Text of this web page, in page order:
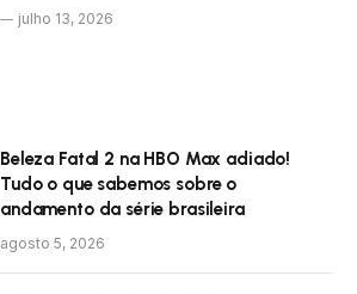
julho 13, 2026
Beleza Fatal 2 na HBO Max adiado!
Tudo o que sabemos sobre o
andamento da série brasileira
agosto 5, 2026